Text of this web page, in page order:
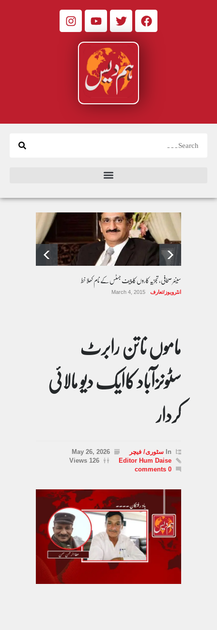
سینئر صحافی، تجزیہ کاروں کا چیف جسٹس کے نام کھلا خط
انٹرویوز/تعارف March 4, 2015
ماموں ناتن رابرٹ
سٹونزآباد کاایک دیو مالائی
کردار
In سٹوری/ فیچر
May 26, 2026
Editor Hum Daise
126 Views
0 comments